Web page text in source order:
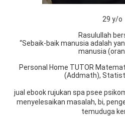
29 y/o
Rasulullah
“Sebaik-baik manusia adalah
manusia
Personal Home TUTOR
(Addmath),
jual ebook rujukan spa psee
menyelesaikan masalah, bi,
temuduga